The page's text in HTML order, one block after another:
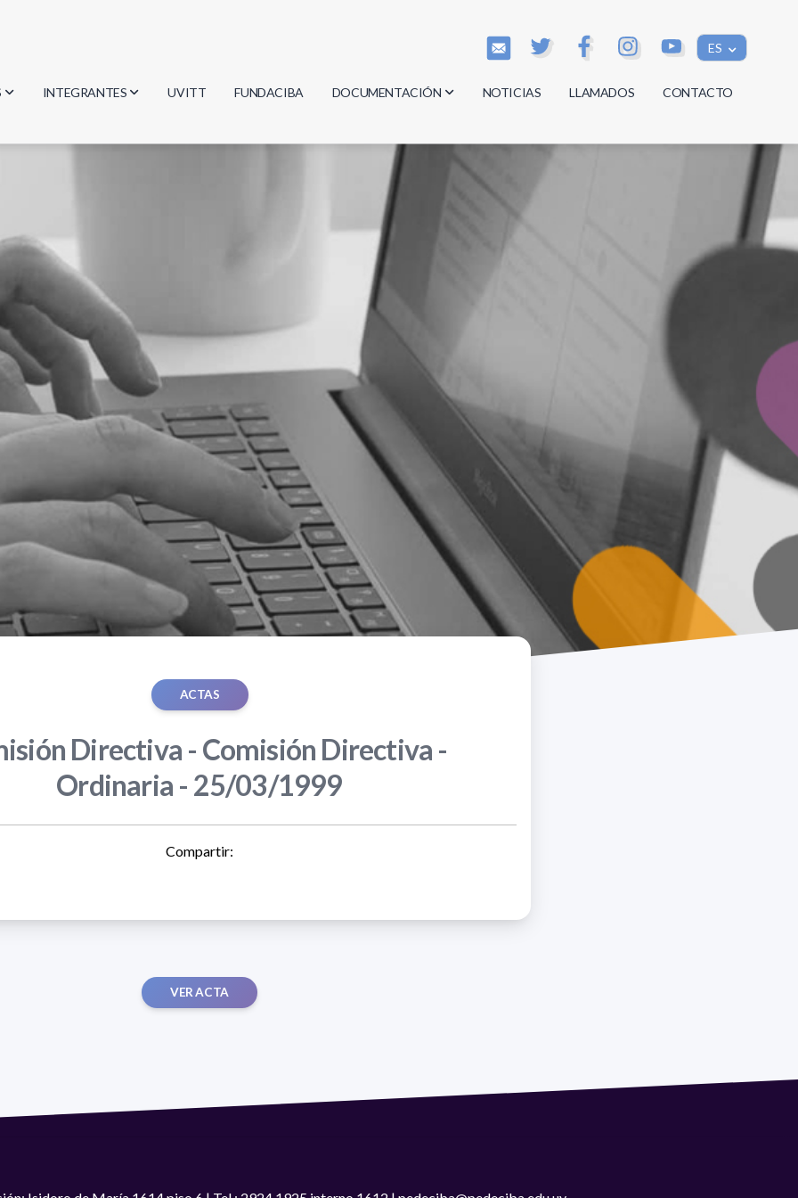
ES
INTEGRANTES
Investigadores
UVITT FUNDACIBA DOCUMENTACIÓN
Actas
Reglamentos
Documentos
NOTICIAS LLAMADOS CONTACTO
ACTAS
Directiva - Comisión Directiva -
Ordinaria - 25/03/1999
Compartir:
VER ACTA